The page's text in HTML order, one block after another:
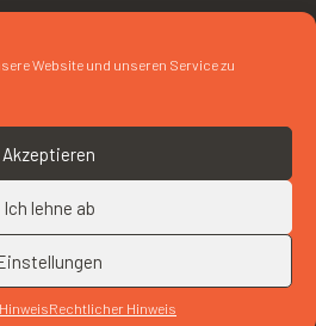
Website und unseren Service zu
Akzeptieren
Ich lehne ab
Rechtlicher Hinweis